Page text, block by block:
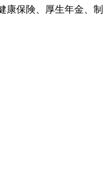
康保険、厚生年金、制